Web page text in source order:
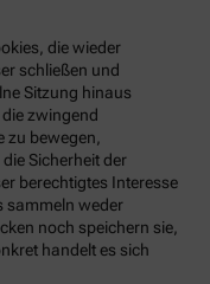
die wieder
schließen und
Sitzung hinaus
zwingend
zu bewegen,
Sicherheit der
berechtigtes Interesse
sammeln weder
noch speichern sie,
handelt es sich